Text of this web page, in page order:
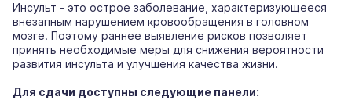
Инсульт - это острое заболевание, характеризующееся
внезапным нарушением кровообращения в головном
мозге. Поэтому раннее выявление рисков позволяет
принять необходимые меры для снижения вероятности
развития инсульта и улучшения качества жизни.
Для сдачи доступны следующие панели: